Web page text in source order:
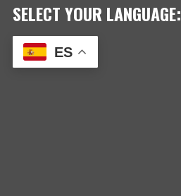
SELECT YOUR LANGUAGE:
ES